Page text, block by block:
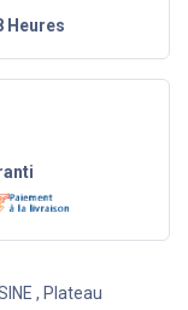
Heures
, Plateau